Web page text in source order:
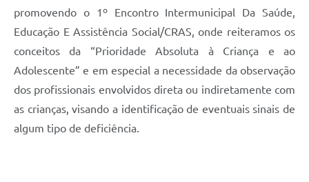
promovendo o 1º Encontro Intermunicipal Da Saúde,
Educação E Assistência Social/CRAS, onde reiteramos os
conceitos da “Prioridade Absoluta à Criança e ao
Adolescente” e em especial a necessidade da observação
dos profissionais envolvidos direta ou indiretamente com
as crianças, visando a identificação de eventuais sinais de
algum tipo de deficiência.